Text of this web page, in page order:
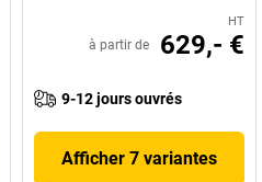
HT
à partir de 629,- €
9-12 jours ouvrés
Afficher 7 variantes